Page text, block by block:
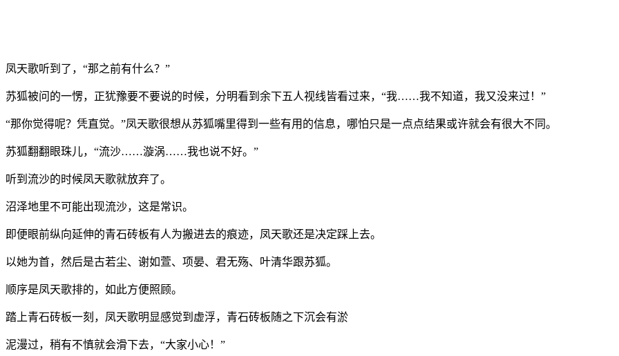
凤天歌听到了，“那之前有什么？”
苏狐被问的一愣，正犹豫要不要说的时候，分明看到余下五人视线皆看过来，“我……我不知道，我又没来过！”
“那你觉得呢？凭直觉。”凤天歌很想从苏狐嘴里得到一些有用的信息，哪怕只是一点点结果或许就会有很大不同。
苏狐翻翻眼珠儿，“流沙……漩涡……我也说不好。”
听到流沙的时候凤天歌就放弃了。
沼泽地里不可能出现流沙，这是常识。
即便眼前纵向延伸的青石砖板有人为搬进去的痕迹，凤天歌还是决定踩上去。
以她为首，然后是古若尘、谢如萱、项晏、君无殇、叶清华跟苏狐。
顺序是凤天歌排的，如此方便照顾。
踏上青石砖板一刻，凤天歌明显感觉到虚浮，青石砖板随之下沉会有淤
泥漫过，稍有不慎就会滑下去，“大家小心！”